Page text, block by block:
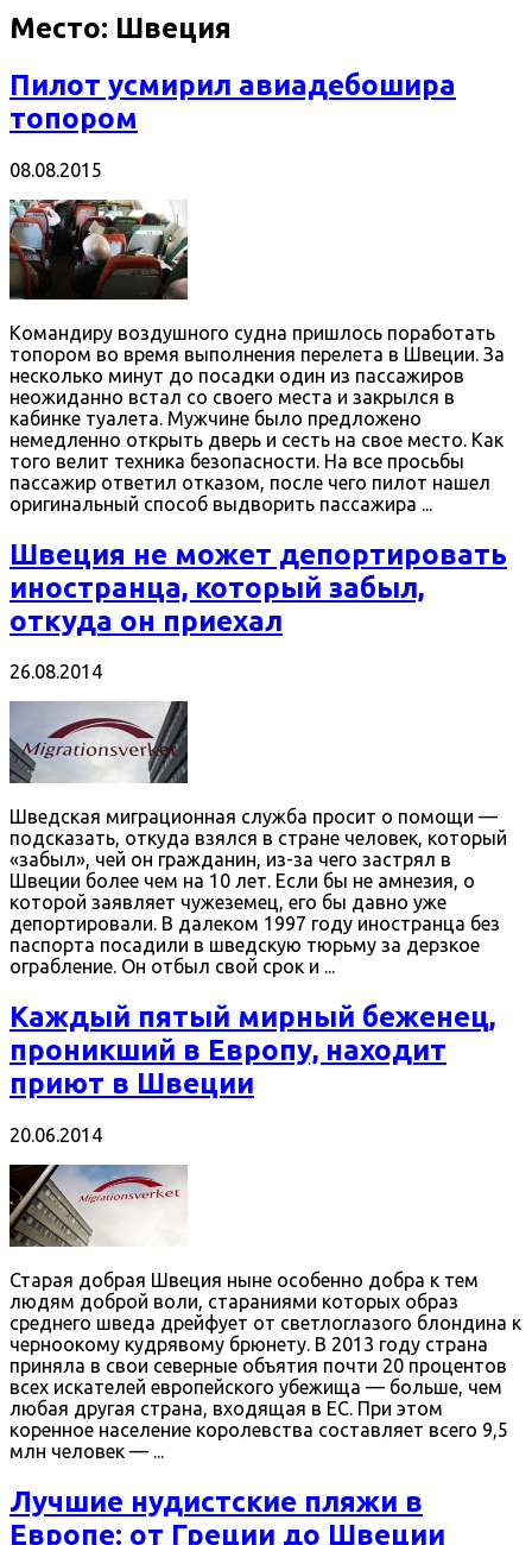
Место: Швеция
Пилот усмирил авиадебошира
топором
08.08.2015
Командиру воздушного судна пришлось поработать
топором во время выполнения перелета в Швеции. За
несколько минут до посадки один из пассажиров
неожиданно встал со своего места и закрылся в
кабинке туалета. Мужчине было предложено
немедленно открыть дверь и сесть на свое место. Как
того велит техника безопасности. На все просьбы
пассажир ответил отказом, после чего пилот нашел
оригинальный способ выдворить пассажира ...
Швеция не может депортировать
иностранца, который забыл,
откуда он приехал
26.08.2014
Шведская миграционная служба просит о помощи —
подсказать, откуда взялся в стране человек, который
«забыл», чей он гражданин, из-за чего застрял в
Швеции более чем на 10 лет. Если бы не амнезия, о
которой заявляет чужеземец, его бы давно уже
депортировали. В далеком 1997 году иностранца без
паспорта посадили в шведскую тюрьму за дерзкое
ограбление. Он отбыл свой срок и ...
Каждый пятый мирный беженец,
проникший в Европу, находит
приют в Швеции
20.06.2014
Старая добрая Швеция ныне особенно добра к тем
людям доброй воли, стараниями которых образ
среднего шведа дрейфует от светлоглазого блондина к
черноокому кудрявому брюнету. В 2013 году страна
приняла в свои северные объятия почти 20 процентов
всех искателей европейского убежища — больше, чем
любая другая страна, входящая в ЕС. При этом
коренное население королевства составляет всего 9,5
млн человек — ...
Лучшие нудистские пляжи в
Европе: от Греции до Швеции